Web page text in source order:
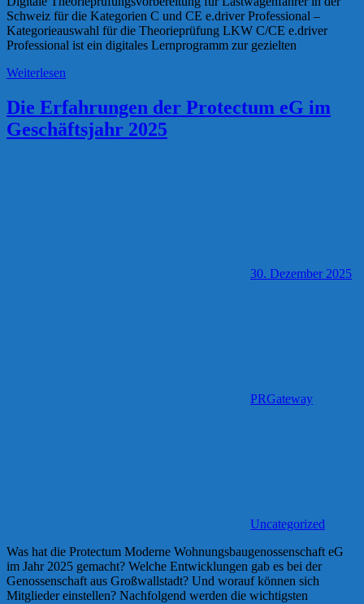
Schweiz für die Kategorien C und CE e.driver Professional –
Kategorieauswahl für die Theorieprüfung LKW C/CE e.driver
Professional ist ein digitales Lernprogramm zur gezielten
Weiterlesen
Die Erfahrungen der Protectum eG im
Geschäftsjahr 2025
30. Dezember 2025
PRGateway
Uncategorized
Was hat die Protectum Moderne Wohnungsbaugenossenschaft eG
im Jahr 2025 gemacht? Welche Entwicklungen gab es bei der
Genossenschaft aus Großwallstadt? Und worauf können sich
Mitglieder einstellen? Nachfolgend werden die wichtigsten